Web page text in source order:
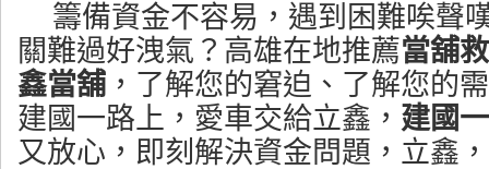
籌備資金不容易，遇到困難唉聲
關難過好洩氣？高雄在地推薦當舖救
鑫當舖 ，了解您的窘迫、了解您的
建國一路上，愛車交給立鑫， 建國
又放心，即刻解決資金問題，立鑫